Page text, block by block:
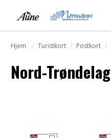
Hjem Turistkort Postkort
Nord-Trøndelag